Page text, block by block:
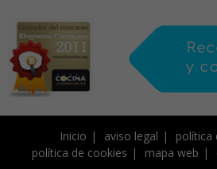
Inicio aviso legal
política
política de cookies
mapa web